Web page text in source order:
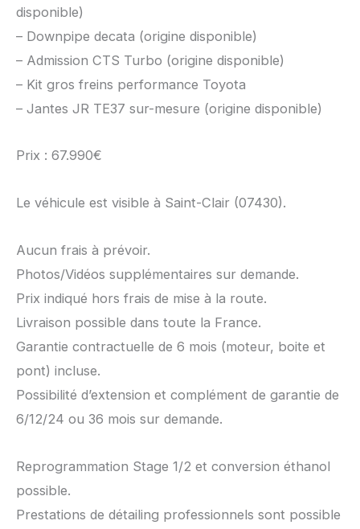
disponible)
– Downpipe decata (origine disponible)
– Admission CTS Turbo (origine disponible)
– Kit gros freins performance Toyota
– Jantes JR TE37 sur-mesure (origine disponible)
Prix : 67.990€
Le véhicule est visible à Saint-Clair (07430).
Aucun frais à prévoir.
Photos/Vidéos supplémentaires sur demande.
Prix indiqué hors frais de mise à la route.
Livraison possible dans toute la France.
Garantie contractuelle de 6 mois (moteur, boite et
pont) incluse.
Possibilité d’extension et complément de garantie de
6/12/24 ou 36 mois sur demande.
Reprogrammation Stage 1/2 et conversion éthanol
possible.
Prestations de détailing professionnels sont possible